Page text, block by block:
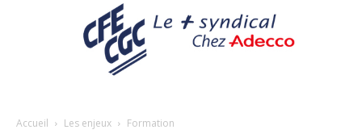
Accueil Les enjeux Formation